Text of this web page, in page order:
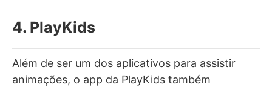
4. PlayKids
Além de ser um dos aplicativos para assistir
animações, o app da PlayKids também